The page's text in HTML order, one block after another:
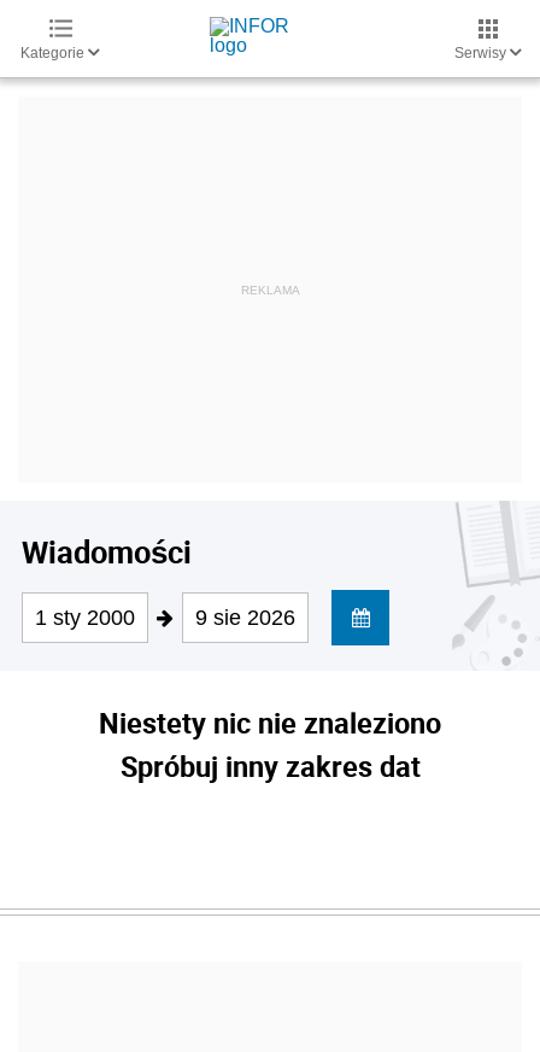
Kategorie Serwisy
Wiadomości
1 sty 2000 9 sie 2026
Niestety nic nie znaleziono
Spróbuj inny zakres dat